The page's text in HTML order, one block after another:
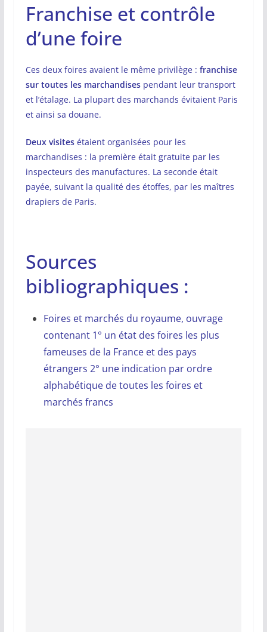
Franchise et contrôle
d’une foire
Ces deux foires avaient le même privilège : franchise
sur toutes les marchandises pendant leur transport
et l’étalage. La plupart des marchands évitaient Paris
et ainsi sa douane.
Deux visitesétaient organisées pour les
marchandises : la première était gratuite par les
inspecteurs des manufactures. La seconde était
payée, suivant la qualité des étoffes, par les maîtres
drapiers de Paris.
Sources
bibliographiques :
Foires et marchés du royaume, ouvrage
contenant 1° un état des foires les plus
fameuses de la France et des pays
étrangers 2° une indication par ordre
alphabétique de toutes les foires et
marchés francs